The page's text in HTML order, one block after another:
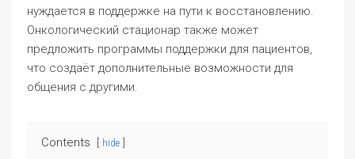
нуждается в поддержке на пути к восстановлению.
Онкологический стационар также может
предложить программы поддержки для пациентов,
что создаёт дополнительные возможности для
общения с другими.
Contents hide